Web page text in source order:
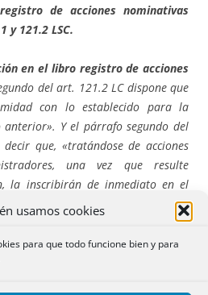
usamos cookies
para que todo funcione bien y para
de acciones nominativas
y 121.2 LSC.
en el libro registro de acciones
del art. 121.2 LC dispone que
con lo establecido para la
Y el párrafo segundo del
que, «tratándose de acciones
una vez que resulte
la inscribirán de inmediato en el
nominativas». De ello se infiere que
una vez acreditada, debería
de acciones. Pero adviértase que
la transmisión, o en este caso